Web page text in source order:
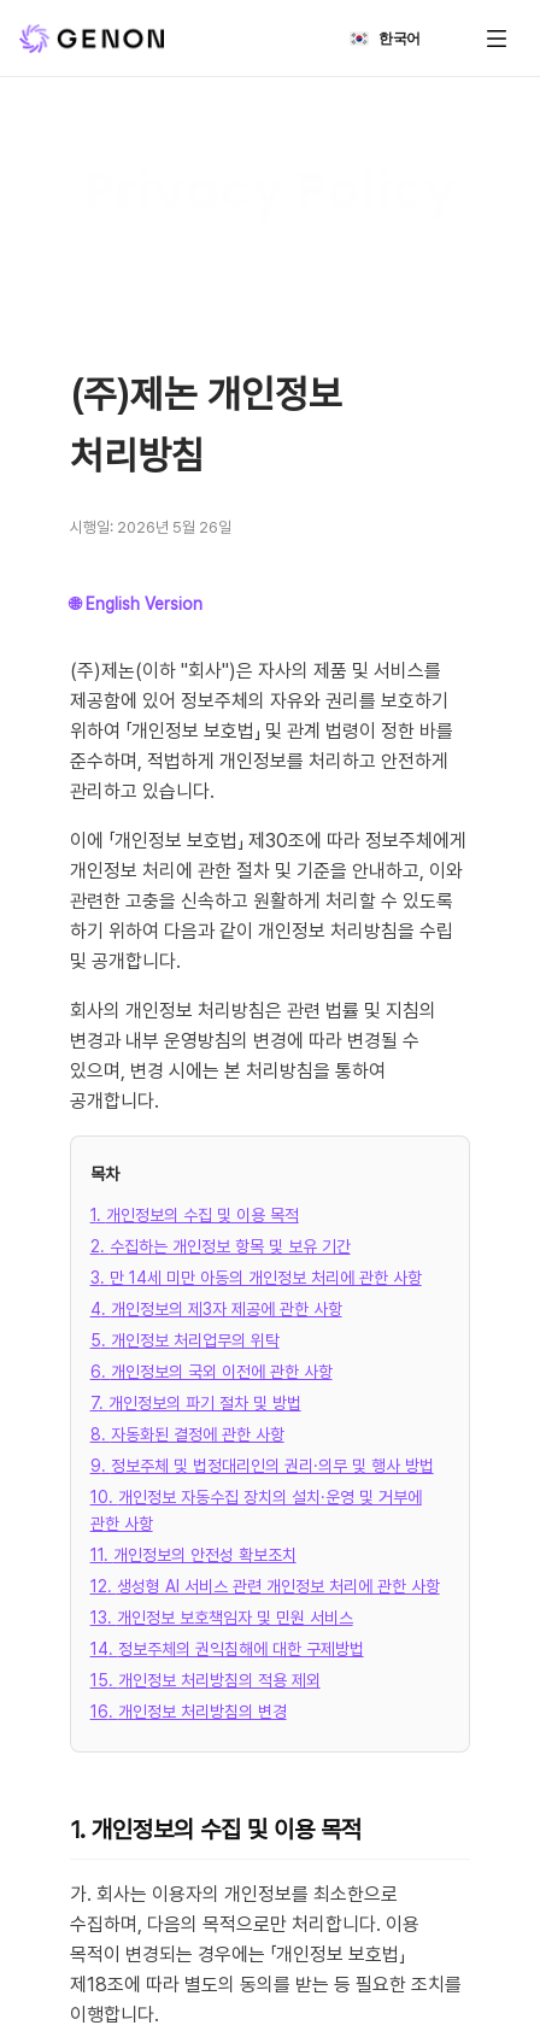
한국어
(주)제논 개인정보
처리방침
시행일: 2026년 5월 26일
🌐 English Version
(주)제논(이하 "회사")은 자사의 제품 및 서비스를
제공함에 있어 정보주체의 자유와 권리를 보호하기
위하여 「개인정보 보호법」 및 관계 법령이 정한 바를
준수하며, 적법하게 개인정보를 처리하고 안전하게
관리하고 있습니다.
이에 「개인정보 보호법」 제30조에 따라 정보주체에게
개인정보 처리에 관한 절차 및 기준을 안내하고, 이와
관련한 고충을 신속하고 원활하게 처리할 수 있도록
하기 위하여 다음과 같이 개인정보 처리방침을 수립
및 공개합니다.
회사의 개인정보 처리방침은 관련 법률 및 지침의
변경과 내부 운영방침의 변경에 따라 변경될 수
있으며, 변경 시에는 본 처리방침을 통하여
공개합니다.
목차
1. 개인정보의 수집 및 이용 목적
2. 수집하는 개인정보 항목 및 보유 기간
3. 만 14세 미만 아동의 개인정보 처리에 관한 사항
4. 개인정보의 제3자 제공에 관한 사항
5. 개인정보 처리업무의 위탁
6. 개인정보의 국외 이전에 관한 사항
7. 개인정보의 파기 절차 및 방법
8. 자동화된 결정에 관한 사항
9. 정보주체 및 법정대리인의 권리·의무 및 행사 방법
10. 개인정보 자동수집 장치의 설치·운영 및 거부에
관한 사항
11. 개인정보의 안전성 확보조치
12. 생성형 AI 서비스 관련 개인정보 처리에 관한 사항
13. 개인정보 보호책임자 및 민원 서비스
14. 정보주체의 권익침해에 대한 구제방법
15. 개인정보 처리방침의 적용 제외
16. 개인정보 처리방침의 변경
1. 개인정보의 수집 및 이용 목적
가. 회사는 이용자의 개인정보를 최소한으로
수집하며, 다음의 목적으로만 처리합니다. 이용
목적이 변경되는 경우에는 「개인정보 보호법」
제18조에 따라 별도의 동의를 받는 등 필요한 조치를
이행합니다.